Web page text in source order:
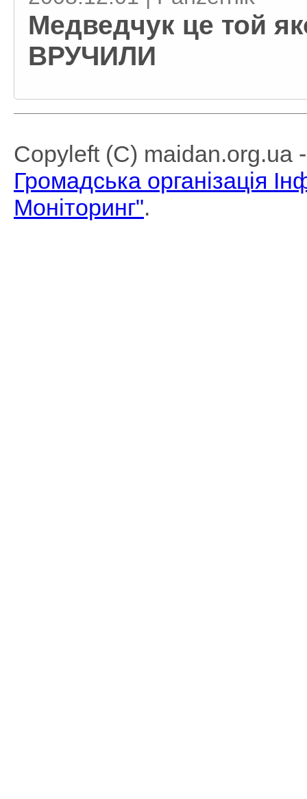
Медведчук це той
ВРУЧИЛИ
Copyleft (C) maidan.org.ua
Громадська організація
Моніторинг".